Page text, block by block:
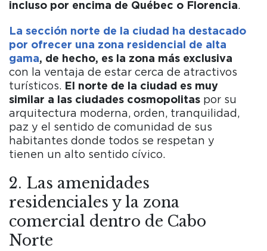
incluso por encima de Québec o Florencia.
La sección norte de la ciudad ha destacado
por ofrecer una zona residencial de alta
gama, de hecho, es la zona más exclusiva
con la ventaja de estar cerca de atractivos
turísticos. El norte de la ciudad es muy
similar a las ciudades cosmopolitas por su
arquitectura moderna, orden, tranquilidad,
paz y el sentido de comunidad de sus
habitantes donde todos se respetan y
tienen un alto sentido cívico.
2. Las amenidades
residenciales y la zona
comercial dentro de Cabo
Norte